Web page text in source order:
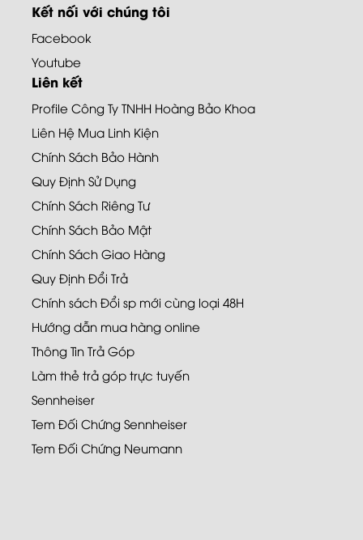
Kết nối với chúng tôi
Facebook
Youtube
Liên kết
Profile Công Ty TNHH Hoàng Bảo Khoa
Liên Hệ Mua Linh Kiện
Chính Sách Bảo Hành
Quy Định Sử Dụng
Chính Sách Riêng Tư
Chính Sách Bảo Mật
Chính Sách Giao Hàng
Quy Định Đổi Trả
Chính sách Đổi sp mới cùng loại 48H
Hướng dẫn mua hàng online
Thông Tin Trả Góp
Làm thẻ trả góp trực tuyến
Sennheiser
Tem Đối Chứng Sennheiser
Tem Đối Chứng Neumann